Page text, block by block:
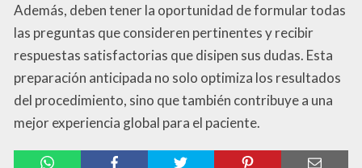
Además, deben tener la oportunidad de formular todas
las preguntas que consideren pertinentes y recibir
respuestas satisfactorias que disipen sus dudas. Esta
preparación anticipada no solo optimiza los resultados
del procedimiento, sino que también contribuye a una
mejor experiencia global para el paciente.